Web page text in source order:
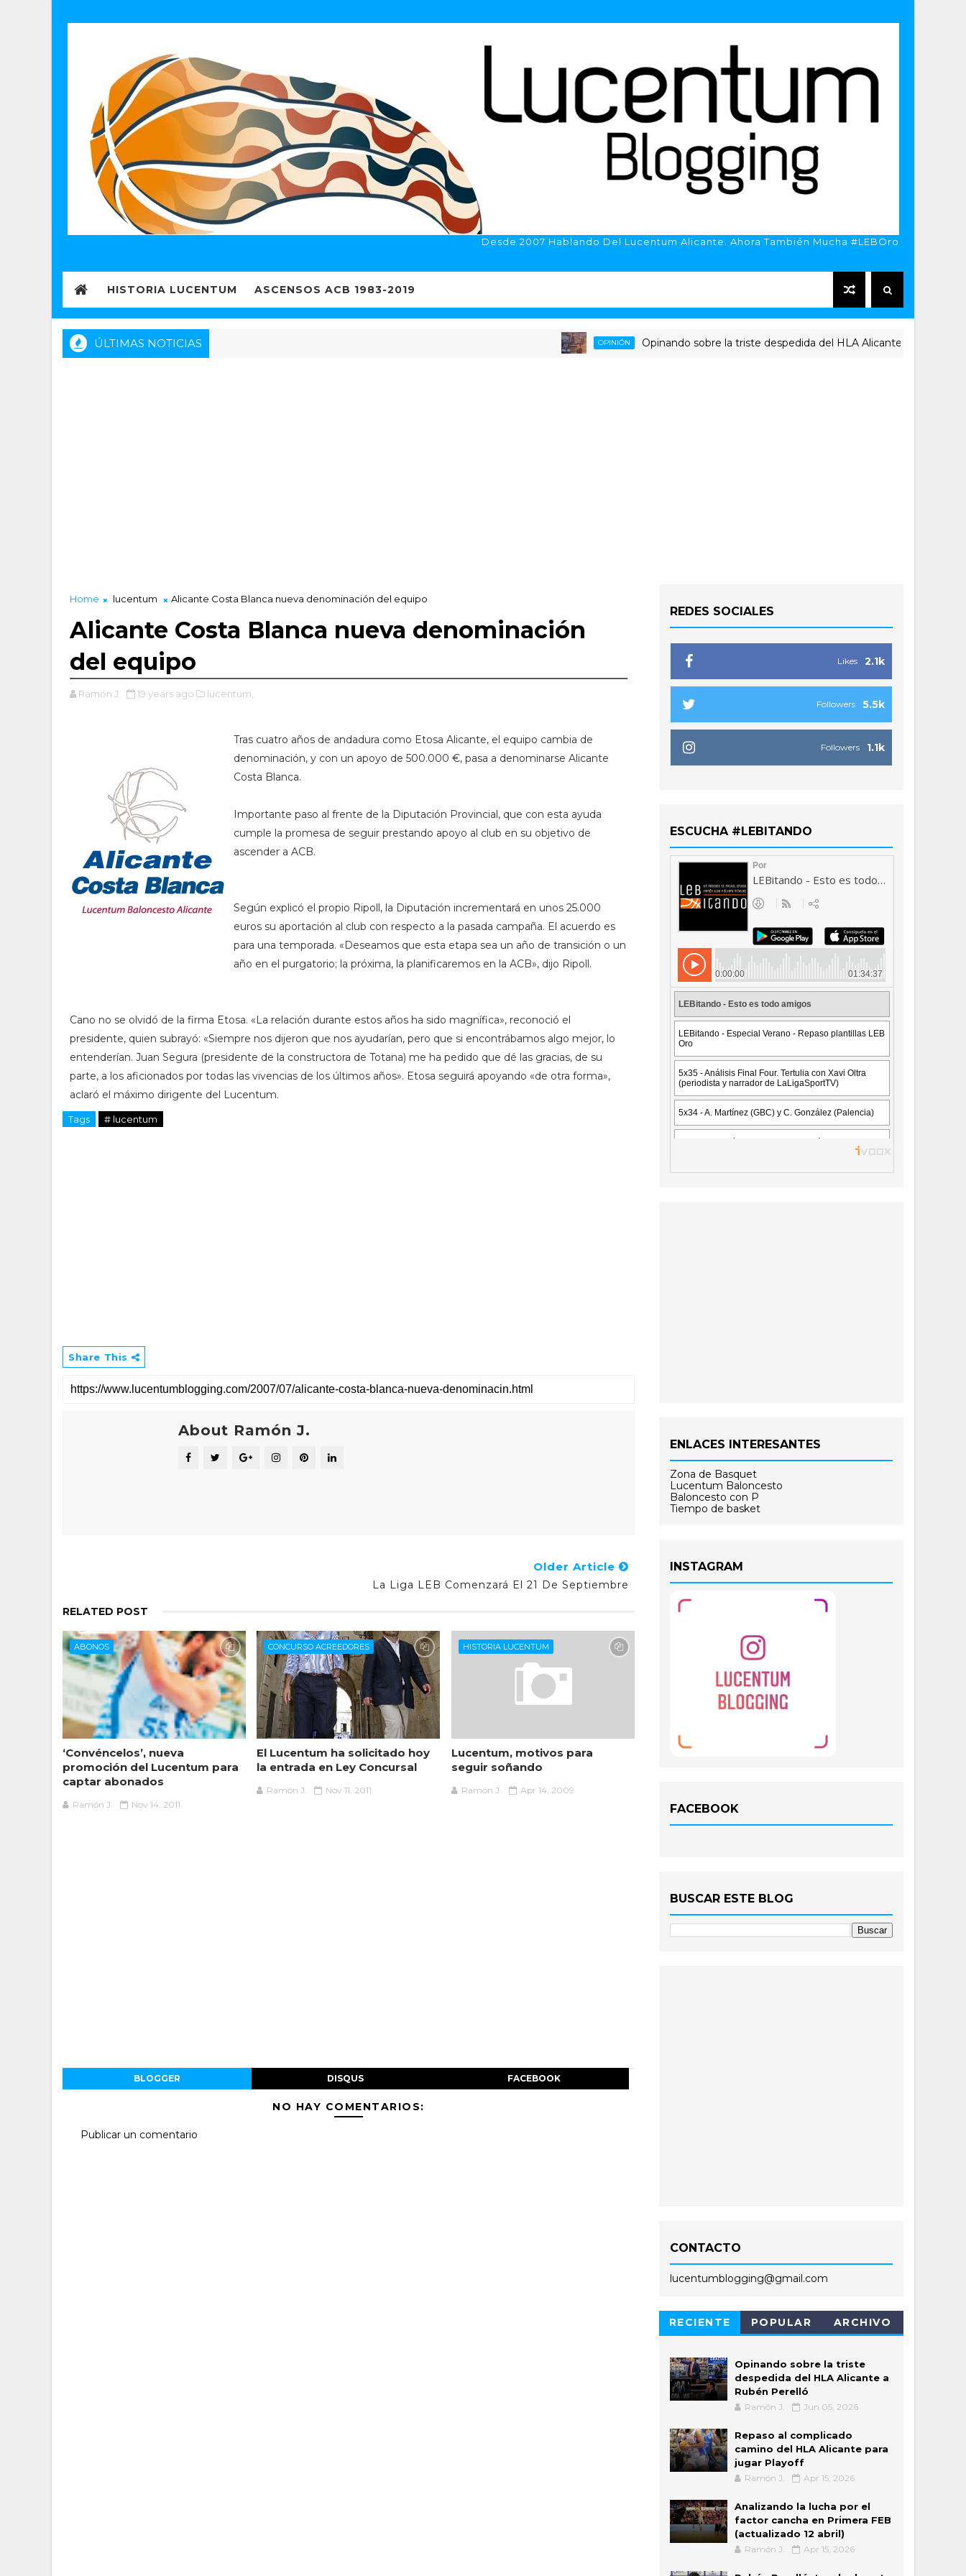
Desde 2007 Hablando Del Lucentum Alicante. Ahora También Mucha #LEBOro
HISTORIA LUCENTUM ASCENSOS ACB 1983-2019
ÚLTIMAS NOTICIAS OPINIÓN Opinando sobre la triste despedida del HLA Alicante a Rubén Perelló
Home lucentum Alicante Costa Blanca nueva denominación del equipo
Alicante Costa Blanca nueva denominación
del equipo
Ramón J. 19 years ago lucentum,
Tras cuatro años de andadura como Etosa Alicante, el equipo cambia de
denominación, y con un apoyo de 500.000 €, pasa a denominarse Alicante
Costa Blanca.
Importante paso al frente de la Diputación Provincial, que con esta ayuda
cumple la promesa de seguir prestando apoyo al club en su objetivo de
ascender a ACB.
Según explicó el propio Ripoll, la Diputación incrementará en unos 25.000
euros su aportación al club con respecto a la pasada campaña. El acuerdo es
para una temporada. «Deseamos que esta etapa sea un año de transición o un
año en el purgatorio; la próxima, la planificaremos en la ACB», dijo Ripoll.
Cano no se olvidó de la firma Etosa. «La relación durante estos años ha sido magnífica», reconoció el
presidente, quien subrayó: «Siempre nos dijeron que nos ayudarían, pero que si encontrábamos algo mejor, lo
entenderían. Juan Segura (presidente de la constructora de Totana) me ha pedido que dé las gracias, de su
parte, a los aficionados por todas las vivencias de los últimos años». Etosa seguirá apoyando «de otra forma»,
aclaró el máximo dirigente del Lucentum.
Tags # lucentum
Share This
About Ramón J.
Older Article
La Liga LEB Comenzará El 21 De Septiembre
RELATED POST
ABONOS
‘Convéncelos’, nueva
promoción del Lucentum para
captar abonados
Ramón J. Nov 14, 2011
CONCURSO ACREEDORES
El Lucentum ha solicitado hoy
la entrada en Ley Concursal
Ramón J. Nov 11, 2011
HISTORIA LUCENTUM
Lucentum, motivos para
seguir soñando
Ramón J. Apr 14, 2009
BLOGGER DISQUS FACEBOOK
NO HAY COMENTARIOS:
Publicar un comentario
REDES SOCIALES
2.1k
Likes
5.5k
Followers
1.1k
Followers
ESCUCHA #LEBITANDO
ENLACES INTERESANTES
Zona de Basquet
Lucentum Baloncesto
Baloncesto con P
Tiempo de basket
INSTAGRAM
FACEBOOK
BUSCAR ESTE BLOG
CONTACTO
lucentumblogging@gmail.com
RECIENTE POPULAR ARCHIVO
Opinando sobre la triste
despedida del HLA Alicante a
Rubén Perelló
Ramón J. Jun 05, 2026
Repaso al complicado
camino del HLA Alicante para
jugar Playoff
Ramón J. Apr 15, 2026
Analizando la lucha por el
factor cancha en Primera FEB
(actualizado 12 abril)
Ramón J. Apr 15, 2026